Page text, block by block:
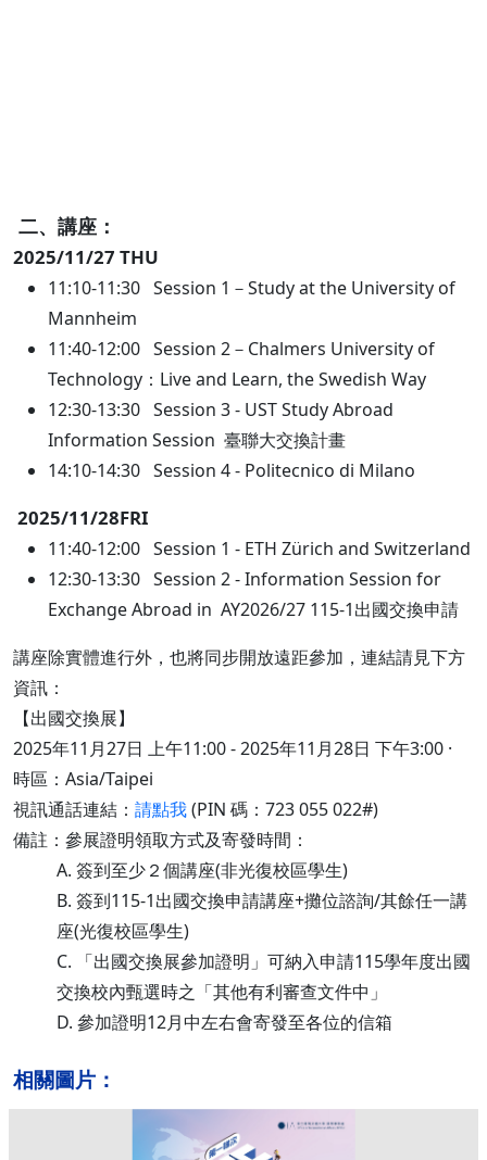
二、講座：
2025/11/27 THU
11:10-11:30 Session 1－Study at the University of
Mannheim
11:40-12:00 Session 2－Chalmers University of
Technology：Live and Learn, the Swedish Way
12:30-13:30 Session 3 - UST Study Abroad
Information Session 臺聯大交換計畫
14:10-14:30 Session 4 - Politecnico di Milano
2025/11/28FRI
11:40-12:00 Session 1 - ETH Zürich and Switzerland
12:30-13:30 Session 2 - Information Session for
Exchange Abroad in AY2026/27 115-1出國交換申請
講座除實體進行外，也將同步開放遠距參加，連結請見下方
資訊：
【出國交換展】
2025年11月27日 上午11:00 - 2025年11月28日 下午3:00 ·
時區：Asia/Taipei
視訊通話連結： 請點我(PIN 碼：‪723 055 022‬#)
備註：參展證明領取方式及寄發時間：
A. 簽到至少２個講座(非光復校區學生)
B. 簽到115-1出國交換申請講座+攤位諮詢/其餘任一講
座(光復校區學生)
C. 「出國交換展參加證明」可納入申請115學年度出國
交換校內甄選時之「其他有利審查文件中」
D. 參加證明12月中左右會寄發至各位的信箱
相關圖片：